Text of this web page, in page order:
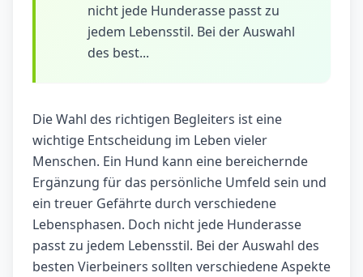
nicht jede Hunderasse passt zu
jedem Lebensstil. Bei der Auswahl
des best...
Die Wahl des richtigen Begleiters ist eine
wichtige Entscheidung im Leben vieler
Menschen. Ein Hund kann eine bereichernde
Ergänzung für das persönliche Umfeld sein und
ein treuer Gefährte durch verschiedene
Lebensphasen. Doch nicht jede Hunderasse
passt zu jedem Lebensstil. Bei der Auswahl des
besten Vierbeiners sollten verschiedene Aspekte